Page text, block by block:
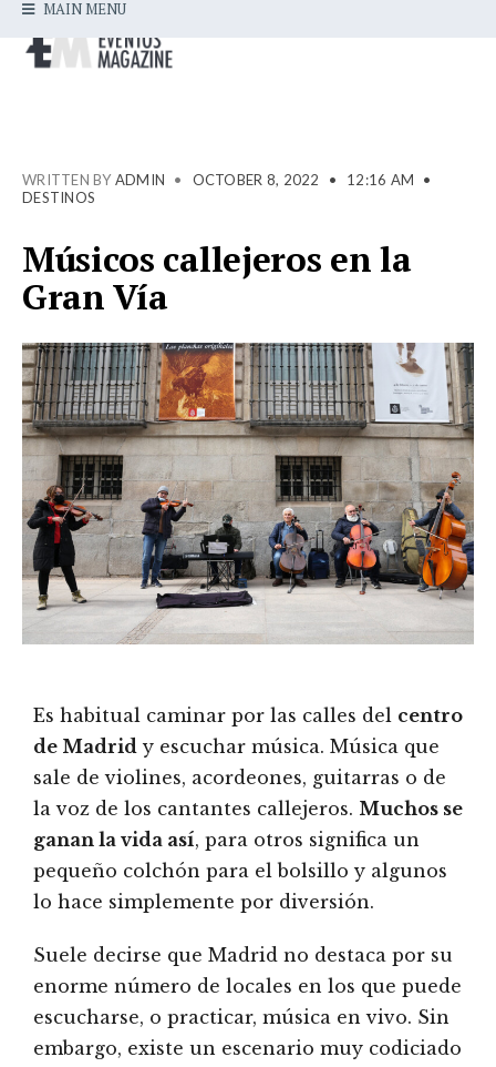
MAIN MENU
WRITTEN BY ADMIN • OCTOBER 8, 2022 • 12:16 AM
•
DESTINOS
Músicos callejeros en la
Gran Vía
Es habitual caminar por las calles del centro
de Madrid y escuchar música. Música que
sale de violines, acordeones, guitarras o de
la voz de los cantantes callejeros. Muchos se
ganan la vida así, para otros significa un
pequeño colchón para el bolsillo y algunos
lo hace simplemente por diversión.
Suele decirse que Madrid no destaca por su
enorme número de locales en los que puede
escucharse, o practicar, música en vivo. Sin
embargo, existe un escenario muy codiciado